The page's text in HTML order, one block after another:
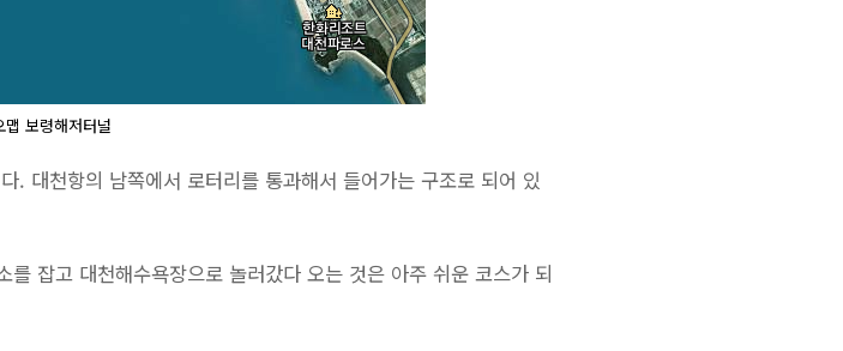
맵 보령해저터널
. 대천항의 남쪽에서 로터리를 통과해서 들어가는 구조로 되어 있
잡고 대천해수욕장으로 놀러갔다 오는 것은 아주 쉬운 코스가 되